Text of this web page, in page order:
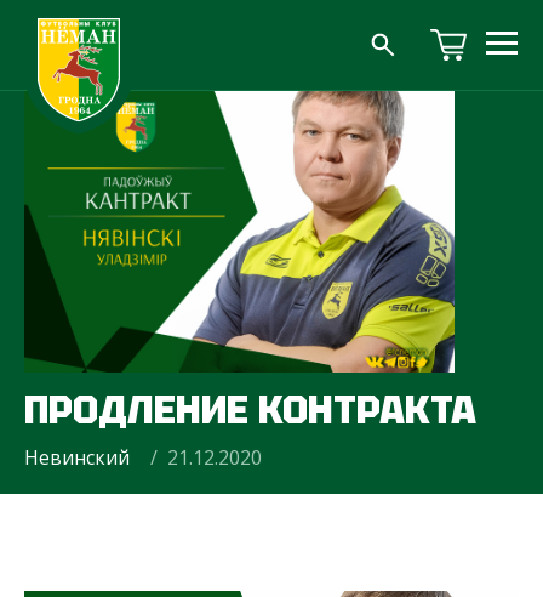
ПРОДЛЕНИЕ КОНТРАКТА
Невинский / 21.12.2020